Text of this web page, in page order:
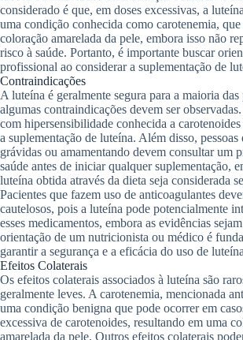
considerado é que, em doses excessivas, a
uma condição conhecida como carotenemia, que
coloração amarelada da pele, embora isso não
risco à saúde. Portanto, é importante buscar
profissional ao considerar a suplementação de
Contraindicações
A luteína é geralmente segura para a maioria das
algumas contraindicações devem ser
com hipersensibilidade conhecida a
a suplementação de luteína. Além disso, pessoas
grávidas ou amamentando devem consultar um
saúde antes de iniciar qualquer suplementação,
luteína obtida através da dieta seja considerada
Pacientes que fazem uso de anticoagulantes
cautelosos, pois a luteína pode potencialmente
esses medicamentos, embora as evidências
orientação de um nutricionista ou médico é
garantir a segurança e a eficácia do uso de
Efeitos Colaterais
Os efeitos colaterais associados à luteína são
geralmente leves. A carotenemia, mencionada
uma condição benigna que pode ocorrer em
excessiva de carotenoides, resultando em uma
amarelada da pele. Outros efeitos colaterais